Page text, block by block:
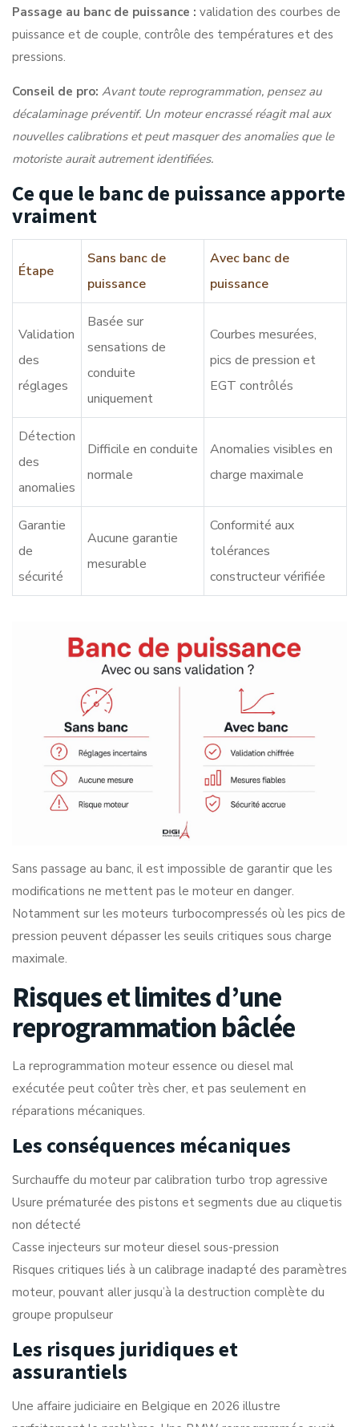
Passage au banc de puissance : validation des courbes de
puissance et de couple, contrôle des températures et des
pressions.
Conseil de pro: Avant toute reprogrammation, pensez au
décalaminage préventif. Un moteur encrassé réagit mal aux
nouvelles calibrations et peut masquer des anomalies que le
motoriste aurait autrement identifiées.
Ce que le banc de puissance apporte
vraiment
Étape
Sans banc de
puissance
Avec banc de
puissance
Validation
des
réglages
Basée sur
sensations de
conduite
uniquement
Courbes mesurées,
pics de pression et
EGT contrôlés
Détection
des
anomalies
Difficile en conduite
normale
Anomalies visibles en
charge maximale
Garantie
de
sécurité
Aucune garantie
mesurable
Conformité aux
tolérances
constructeur vérifiée
Sans passage au banc, il est impossible de garantir que les
modifications ne mettent pas le moteur en danger.
Notamment sur les moteurs turbocompressés où les pics de
pression peuvent dépasser les seuils critiques sous charge
maximale.
Risques et limites d’une
reprogrammation bâclée
La reprogrammation moteur essence ou diesel mal
exécutée peut coûter très cher, et pas seulement en
réparations mécaniques.
Les conséquences mécaniques
Surchauffe du moteur par calibration turbo trop agressive
Usure prématurée des pistons et segments due au cliquetis
non détecté
Casse injecteurs sur moteur diesel sous-pression
Risques critiques liés à un calibrage inadapté des paramètres
moteur, pouvant aller jusqu’à la destruction complète du
groupe propulseur
Les risques juridiques et
assurantiels
Une affaire judiciaire en Belgique en 2026 illustre